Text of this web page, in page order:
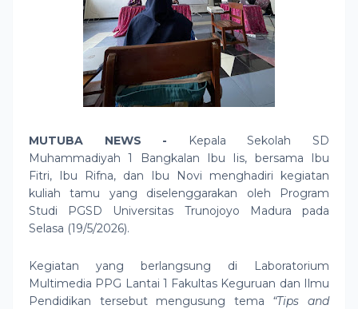
MUTUBA NEWS - Kepala SekolahSD
Muhammadiyah 1 Bangkalan Ibu Iis, bersama Ibu
Fitri, Ibu Rifna, dan Ibu Novi menghadiri kegiatan
kuliah tamu yang diselenggarakan oleh Program
Studi PGSD Universitas Trunojoyo Madura pada
Selasa (19/5/2026).
Kegiatan yang berlangsung di Laboratorium
Multimedia PPG Lantai 1 Fakultas Keguruan dan Ilmu
Pendidikan tersebut mengusung tema “Tips and